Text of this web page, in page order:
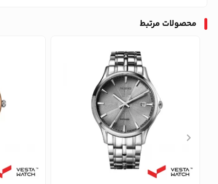
محصولات مرتبط